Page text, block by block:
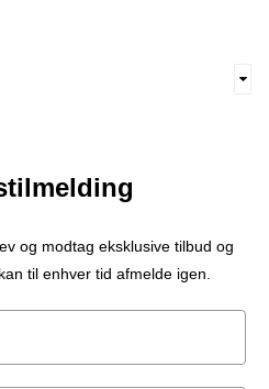
og modtag eksklusive tilbud og
til enhver tid afmelde igen.